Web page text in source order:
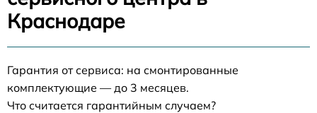
Краснодаре
Гарантия от сервиса: на смонтированные
комплектующие — до 3 месяцев.
Что считается гарантийным случаем?